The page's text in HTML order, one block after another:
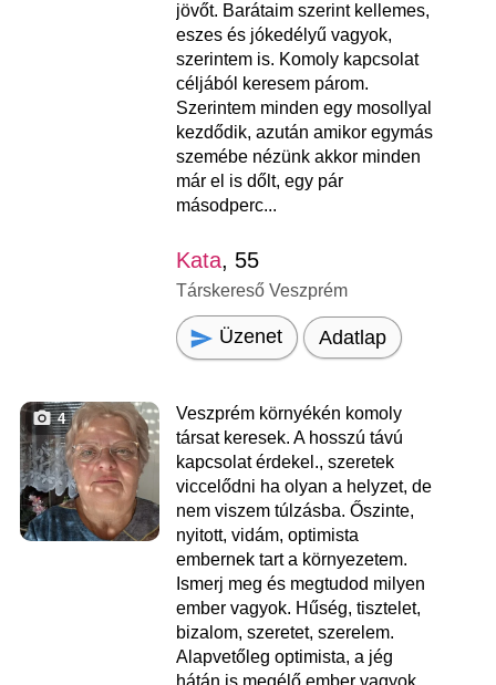
jövőt. Barátaim szerint kellemes,
eszes és jókedélyű vagyok,
szerintem is. Komoly kapcsolat
céljából keresem párom.
Szerintem minden egy mosollyal
kezdődik, azután amikor egymás
szemébe nézünk akkor minden
már el is dőlt, egy pár
másodperc...
Kata, 55
Társkereső Veszprém
Üzenet Adatlap
4
Veszprém környékén komoly
társat keresek. A hosszú távú
kapcsolat érdekel., szeretek
viccelődni ha olyan a helyzet, de
nem viszem túlzásba. Őszinte,
nyitott, vidám, optimista
embernek tart a környezetem.
Ismerj meg és megtudod milyen
ember vagyok. Hűség, tisztelet,
bizalom, szeretet, szerelem.
Alapvetőleg optimista, a jég
hátán is megélő ember vagyok.